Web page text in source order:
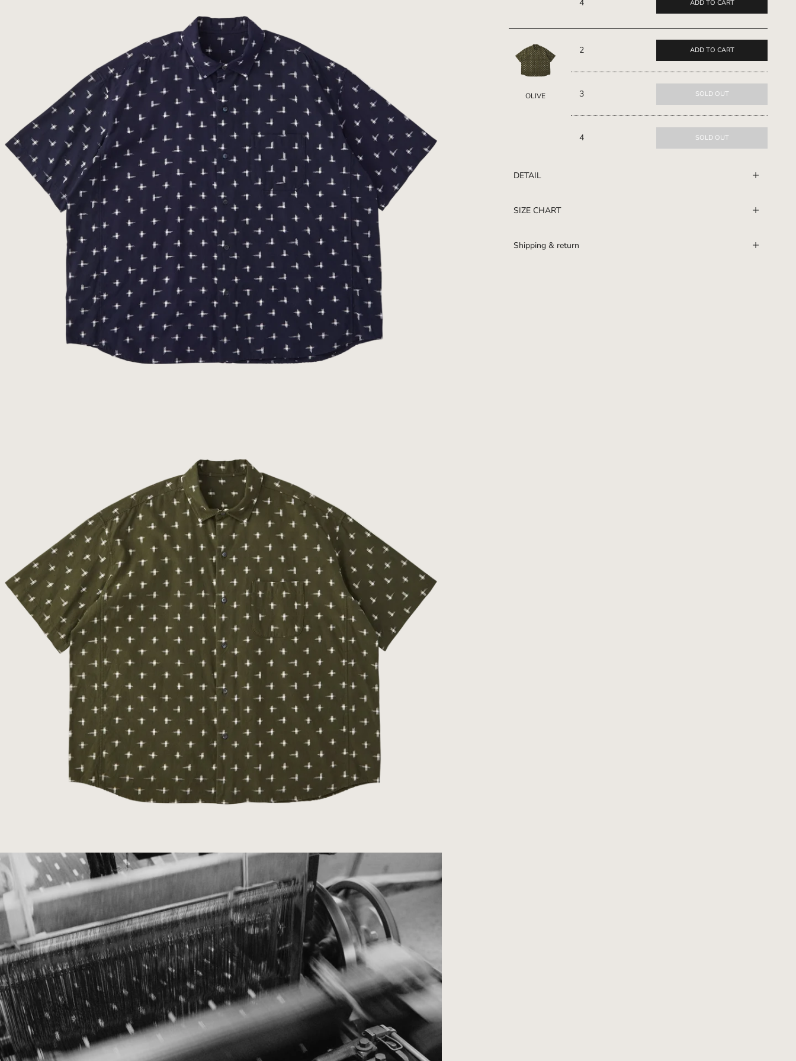
4 ADD TO CART
OLIVE
2 ADD TO CART
3 SOLD OUT
4 SOLD OUT
DETAIL
SIZE CHART
Shipping & return